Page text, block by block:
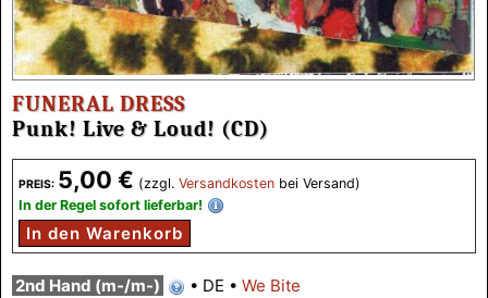
PREIS: 5,00 € (zzgl. Versandkosten bei Versand)
In der Regel sofort lieferbar!
In den Warenkorb
FUNERAL DRESS
Punk! Live & Loud! (CD)
2nd Hand (m-/m-) • DE • We Bite